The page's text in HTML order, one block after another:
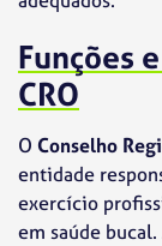
Funções
CRO
O Conselho
entidade
exercício
em saúde